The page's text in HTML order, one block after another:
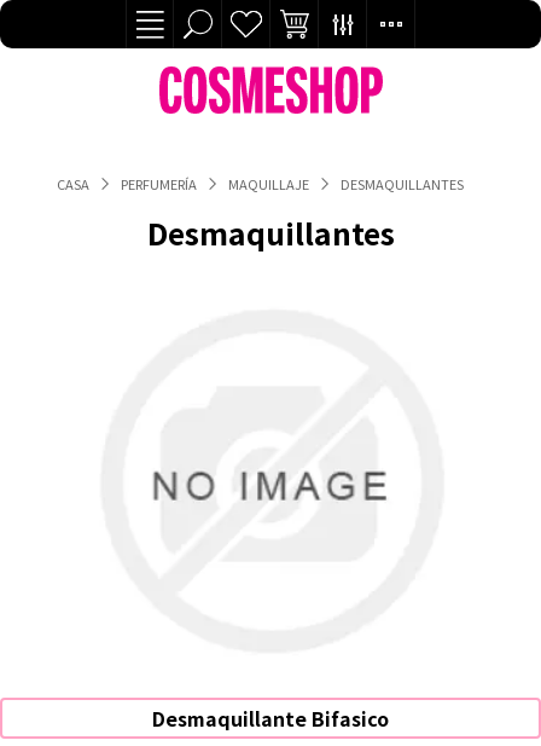
CASA PERFUMERÍA MAQUILLAJE DESMAQUILLANTES
Desmaquillantes
Desmaquillante Bifasico